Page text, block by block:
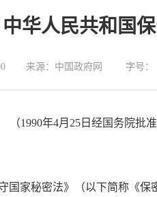
中华人民共和国
来源： 中国政府网 字号：
（1990年4月25日经国务院批
家秘密法》（以下简称《保